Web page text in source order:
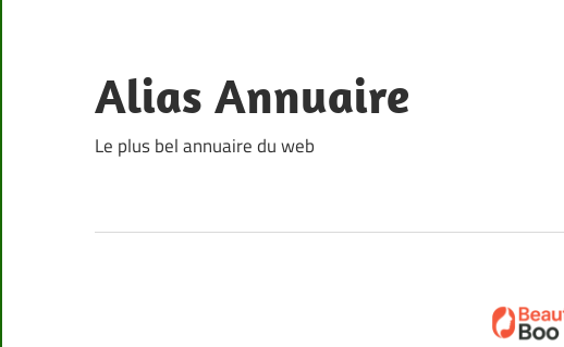
content
Alias Annuaire
Le plus bel annuaire du web